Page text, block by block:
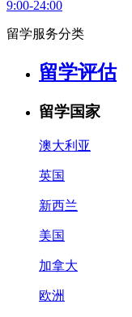
9:00-24:00
留学服务分类
留学评估
留学国家
澳大利亚
英国
新西兰
美国
加拿大
欧洲